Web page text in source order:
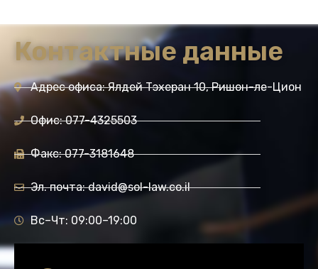
Контактные данные
Адрес офиса: Ялдей Тэхеран 10, Ришон-ле-Цион
Офис: 077-4325503
Факс: 077-3181648
Эл. почта: david@sol-law.co.il
Вс–Чт: 09:00–19:00